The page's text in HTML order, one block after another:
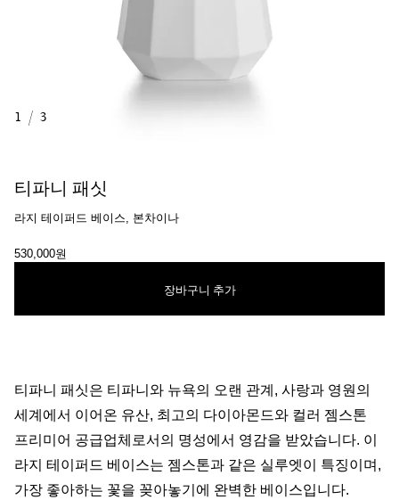
1 / 3
티파니 패싯
라지 테이퍼드 베이스, 본차이나
530,000원
장바구니 추가
티파니 패싯은 티파니와 뉴욕의 오랜 관계, 사랑과 영원의
세계에서 이어온 유산, 최고의 다이아몬드와 컬러 젬스톤
프리미어 공급업체로서의 명성에서 영감을 받았습니다. 이
라지 테이퍼드 베이스는 젬스톤과 같은 실루엣이 특징이며,
가장 좋아하는 꽃을 꽂아놓기에 완벽한 베이스입니다.